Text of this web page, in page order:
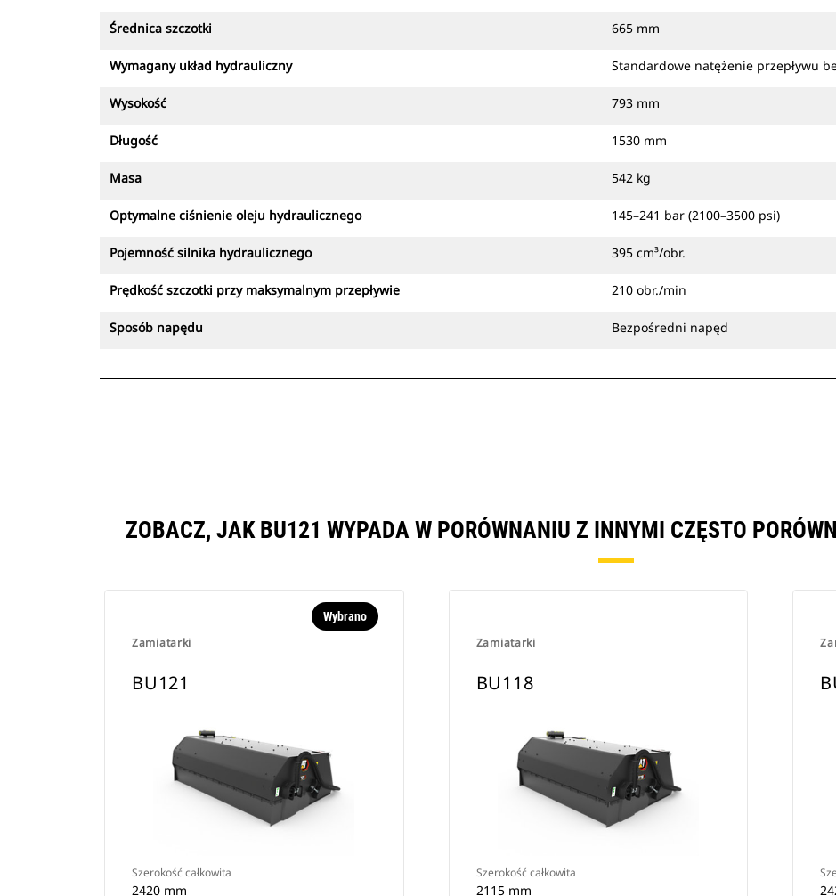
Średnica szczotki 665 mm
Wymagany układ hydrauliczny Standardowe natężenie przepływu
Wysokość 793 mm
Długość 1530 mm
Masa 542 kg
Optymalne ciśnienie oleju hydraulicznego 145–241 bar (2100–3500 psi)
Pojemność silnika hydraulicznego 395 cm³/obr.
Prędkość szczotki przy maksymalnym przepływie 210 obr./min
Sposób napędu Bezpośredni napęd
ZOBACZ, JAK BU121 WYPADA W PORÓWNANIU Z INNYMI CZĘSTO
Zamiatarki
Wybrano
BU121
Szerokość całkowita
2420 mm
Zamiatarki
BU118
Szerokość całkowita
2115 mm